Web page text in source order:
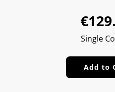
Single
Add to